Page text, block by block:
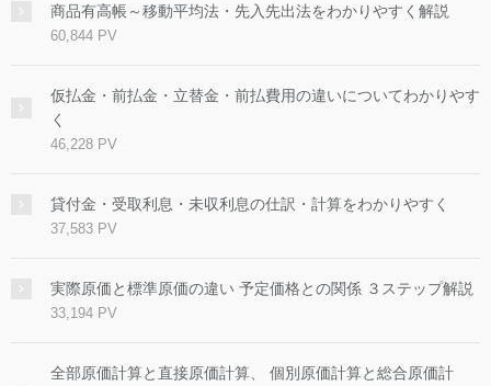
商品有高帳～移動平均法・先入先出法をわかりやすく解説
60,844 PV
仮払金・前払金・立替金・前払費用の違いについてわかりやす
く
46,228 PV
貸付金・受取利息・未収利息の仕訳・計算をわかりやすく
37,583 PV
実際原価と標準原価の違い 予定価格との関係 ３ステップ解説
33,194 PV
全部原価計算と直接原価計算、 個別原価計算と総合原価計